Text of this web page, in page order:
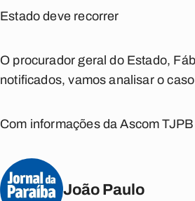
Estado deve recorrer
O procurador geral do Estado,
notificados, vamos analisar o
Com informações da Ascom
João Paulo